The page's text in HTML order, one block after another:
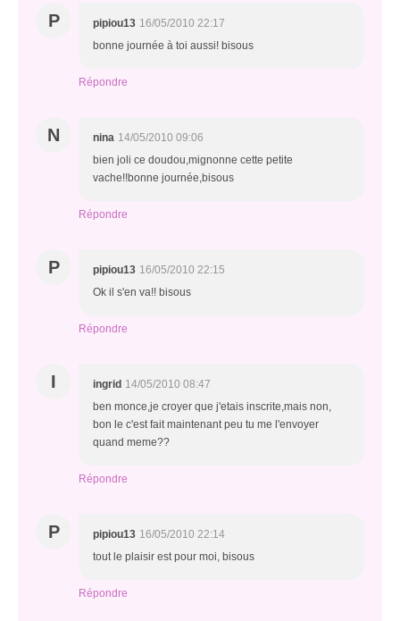
P pipiou13 16/05/2010 22:17
bonne journée à toi aussi! bisous
Répondre
N nina 14/05/2010 09:06
bien joli ce doudou,mignonne cette petite
vache!!bonne journée,bisous
Répondre
P pipiou13 16/05/2010 22:15
Ok il s'en va!! bisous
Répondre
I ingrid 14/05/2010 08:47
ben monce,je croyer que j'etais inscrite,mais non,
bon le c'est fait maintenant peu tu me l'envoyer
quand meme??
Répondre
P pipiou13 16/05/2010 22:14
tout le plaisir est pour moi, bisous
Répondre